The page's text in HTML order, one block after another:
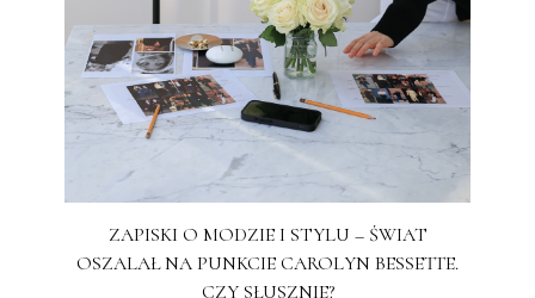
ZAPISKI O MODZIE I STYLU – ŚWIAT
OSZALAŁ NA PUNKCIE CAROLYN BESSETTE.
CZY SŁUSZNIE?